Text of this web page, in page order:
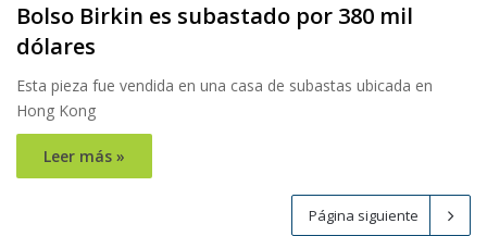
Bolso Birkin es subastado por 380 mil
dólares
Esta pieza fue vendida en una casa de subastas ubicada en
Hong Kong
Leer más »
Página siguiente